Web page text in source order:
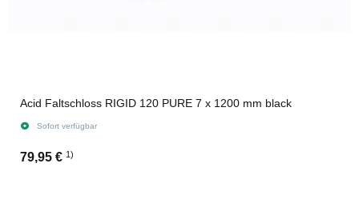
Acid Faltschloss RIGID 120 PURE 7 x 1200 mm black
Sofort verfügbar
79,95 € 1)